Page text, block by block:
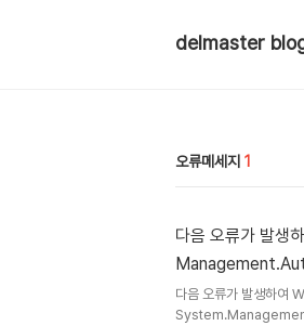
delmaster
오류메세지 1
다음 오류가 발
다음 오류가 발생하